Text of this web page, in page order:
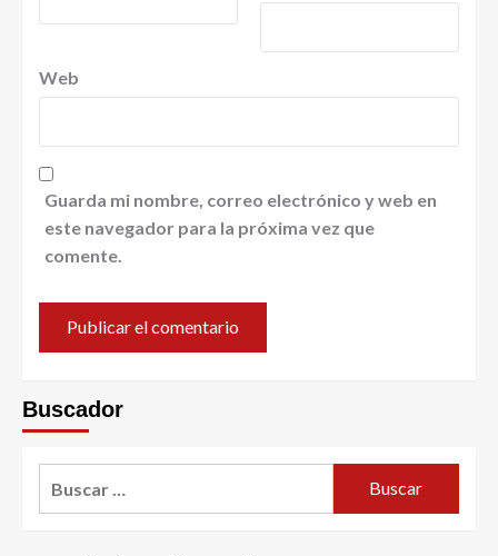
Web
Guarda mi nombre, correo electrónico y web en
este navegador para la próxima vez que
comente.
Buscador